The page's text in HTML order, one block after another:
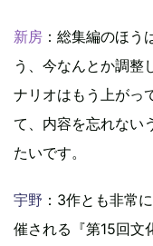
新房 ：総集編のほう
う、今なんとか調整
ナリオはもう上がっ
て、内容を忘れない
たいです。
宇野 ：3作とも非常
催される『第15回文